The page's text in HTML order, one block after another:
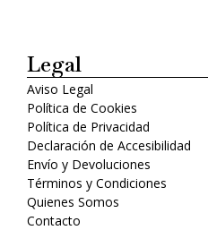
Legal
Aviso Legal
Política de Cookies
Política de Privacidad
Declaración de Accesibilidad
Envío y Devoluciones
Términos y Condiciones
Quienes Somos
Contacto